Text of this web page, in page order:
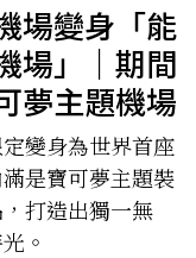
場變身「能
場」｜期間
夢主題機場
變身為世界首座
是寶可夢主題裝
打造出獨一無
。